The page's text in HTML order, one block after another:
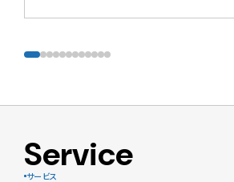
Service
サービス